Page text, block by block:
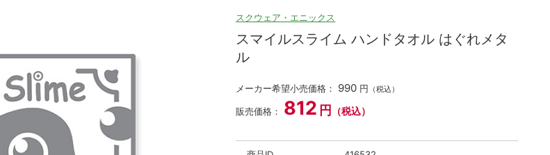
スクウェア・エニックス
スマイルスライム ハンドタオル はぐれメタ
ル
メーカー希望小売価格： 990 円 （税込）
販売価格： 812 円 （税込）